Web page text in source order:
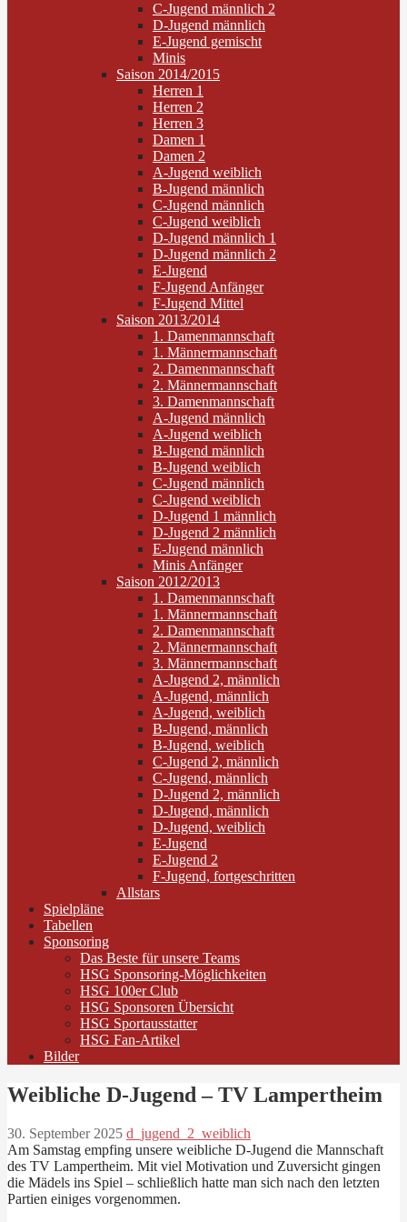
C-Jugend männlich 2
D-Jugend männlich
E-Jugend gemischt
Minis
Saison 2014/2015
Herren 1
Herren 2
Herren 3
Damen 1
Damen 2
A-Jugend weiblich
B-Jugend männlich
C-Jugend männlich
C-Jugend weiblich
D-Jugend männlich 1
D-Jugend männlich 2
E-Jugend
F-Jugend Anfänger
F-Jugend Mittel
Saison 2013/2014
1. Damenmannschaft
1. Männermannschaft
2. Damenmannschaft
2. Männermannschaft
3. Damenmannschaft
A-Jugend männlich
A-Jugend weiblich
B-Jugend männlich
B-Jugend weiblich
C-Jugend männlich
C-Jugend weiblich
D-Jugend 1 männlich
D-Jugend 2 männlich
E-Jugend männlich
Minis Anfänger
Saison 2012/2013
1. Damenmannschaft
1. Männermannschaft
2. Damenmannschaft
2. Männermannschaft
3. Männermannschaft
A-Jugend 2, männlich
A-Jugend, männlich
A-Jugend, weiblich
B-Jugend, männlich
B-Jugend, weiblich
C-Jugend 2, männlich
C-Jugend, männlich
D-Jugend 2, männlich
D-Jugend, männlich
D-Jugend, weiblich
E-Jugend
E-Jugend 2
F-Jugend, fortgeschritten
Allstars
Spielpläne
Tabellen
Sponsoring
Das Beste für unsere Teams
HSG Sponsoring-Möglichkeiten
HSG 100er Club
HSG Sponsoren Übersicht
HSG Sportausstatter
HSG Fan-Artikel
Bilder
Weibliche D-Jugend – TV Lampertheim
30. September 2025 d_jugend_2_weiblich
Am Samstag empfing unsere weibliche D-Jugend die Mannschaft
des TV Lampertheim. Mit viel Motivation und Zuversicht gingen
die Mädels ins Spiel – schließlich hatte man sich nach den letzten
Partien einiges vorgenommen.